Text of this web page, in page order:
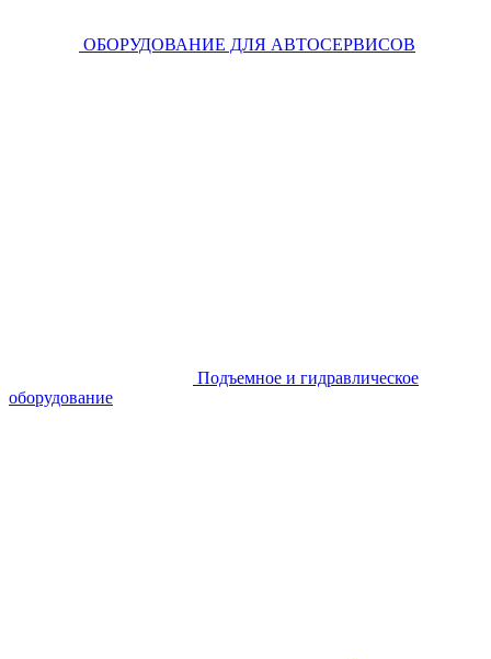
ОБОРУДОВАНИЕ ДЛЯ АВТОСЕРВИСОВ
Подъемное и гидравлическое
оборудование